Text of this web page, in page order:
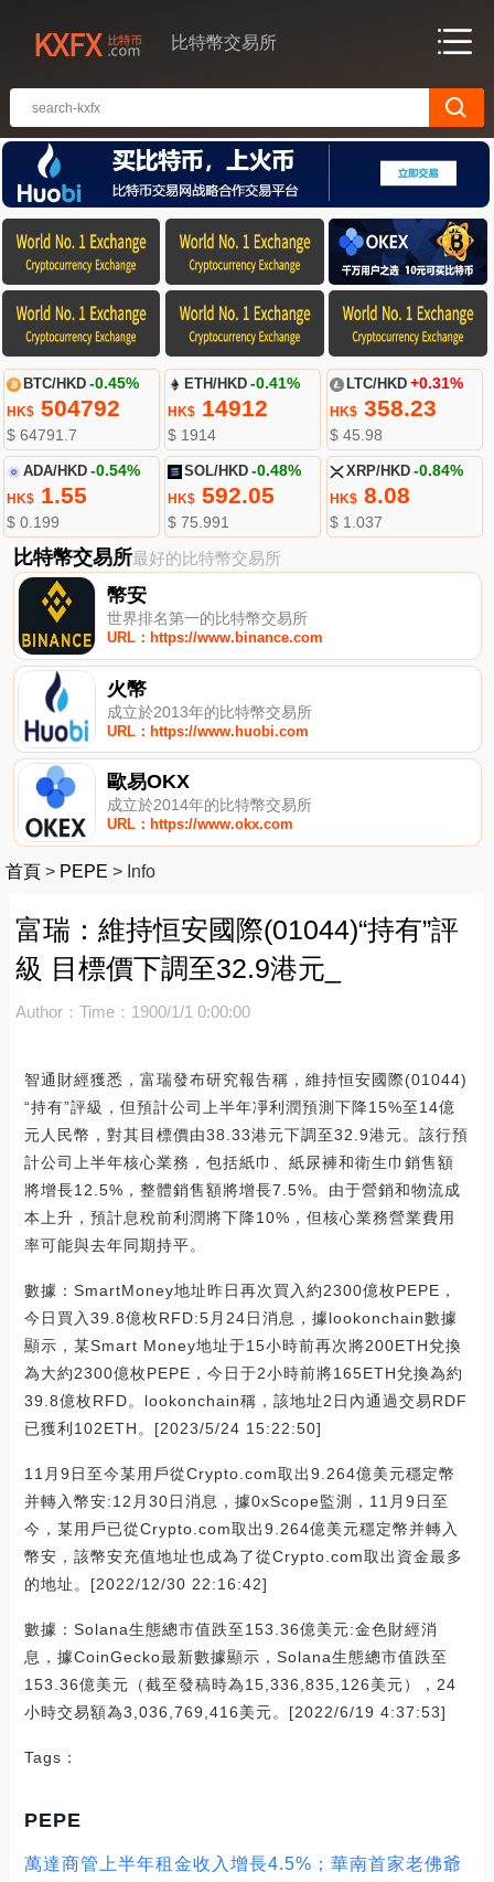
比特幣交易所
BTC/HKD -0.45%
HK$504792
$ 64791.7
ETH/HKD -0.41%
HK$ 14912
$ 1914
LTC/HKD +0.31%
HK$358.23
$ 45.98
ADA/HKD -0.54%
HK$1.55
$ 0.199
SOL/HKD -0.48%
HK$ 592.05
$ 75.991
XRP/HKD -0.84%
HK$8.08
$ 1.037
比特幣交易所最好的比特幣交易所
幣安
世界排名第一的比特幣交易所
URL：https://www.binance.com
火幣
成立於2013年的比特幣交易所
URL：https://www.huobi.com
歐易OKX
成立於2014年的比特幣交易所
URL：https://www.okx.com
首頁 > PEPE > Info
富瑞：維持恒安國際(01044)“持有”評
級 目標價下調至32.9港元_
Author： Time：1900/1/1 0:00:00
智通財經獲悉，富瑞發布研究報告稱，維持恒安國際(01044)
“持有”評級，但預計公司上半年凈利潤預測下降15%至14億
元人民幣，對其目標價由38.33港元下調至32.9港元。該行預
計公司上半年核心業務，包括紙巾、紙尿褲和衛生巾銷售額
將增長12.5%，整體銷售額將增長7.5%。由于營銷和物流成
本上升，預計息稅前利潤將下降10%，但核心業務營業費用
率可能與去年同期持平。
數據：SmartMoney地址昨日再次買入約2300億枚PEPE，
今日買入39.8億枚RFD:5月24日消息，據lookonchain數據
顯示，某Smart Money地址于15小時前再次將200ETH兌換
為大約2300億枚PEPE，今日于2小時前將165ETH兌換為約
39.8億枚RFD。lookonchain稱，該地址2日內通過交易RDF
已獲利102ETH。[2023/5/24 15:22:50]
11月9日至今某用戶從Crypto.com取出9.264億美元穩定幣
并轉入幣安:12月30日消息，據0xScope監測，11月9日至
今，某用戶已從Crypto.com取出9.264億美元穩定幣并轉入
幣安，該幣安充值地址也成為了從Crypto.com取出資金最多
的地址。[2022/12/30 22:16:42]
數據：Solana生態總市值跌至153.36億美元:金色財經消
息，據CoinGecko最新數據顯示，Solana生態總市值跌至
153.36億美元（截至發稿時為15,336,835,126美元），24
小時交易額為3,036,769,416美元。[2022/6/19 4:37:53]
Tags：
PEPE
萬達商管上半年租金收入增長4.5%；華南首家老佛爺